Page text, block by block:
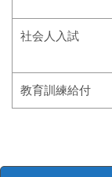
社会人入試
教育訓練給付